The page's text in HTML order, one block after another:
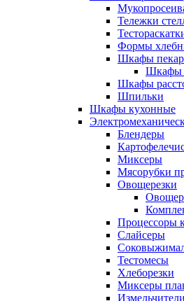
Тележки
Формы
Шкафы
Шкафы
Шкафы
Шпильки
Шкафы кухонные
Блендеры
Миксеры
Мясорубки
Овощерезки
Процессоры
Слайсеры
Тестомесы
Хлеборезки
Миксеры
Измельчители